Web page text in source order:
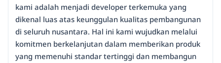
kami adalah menjadi developer terkemuka yang
dikenal luas atas keunggulan kualitas pembangunan
di seluruh nusantara. Hal ini kami wujudkan melalui
komitmen berkelanjutan dalam memberikan produk
yang memenuhi standar tertinggi dan membangun